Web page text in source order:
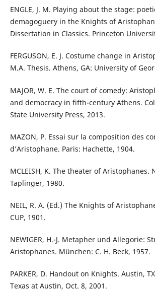
ENGLE, J. M. Playing about the stage:
demagoguery in the Knights of
Dissertation in Classics. Princeton
FERGUSON, E. J. Costume change in
M.A. Thesis. Athens, GA: University of
MAJOR, W. E. The court of comedy:
and democracy in fifth-century Athens.
State University Press, 2013.
MAZON, P. Essai sur la composition des
d’Aristophane. Paris: Hachette, 1904.
MCLEISH, K. The theater of Aristophanes.
Taplinger, 1980.
NEIL, R. A. (Ed.) The Knights of
CUP, 1901.
NEWIGER, H.-J. Metapher und Allegorie:
Aristophanes. München: C. H. Beck, 1957.
PARKER, D. Handout on Knights. Austin,
Texas at Austin, Oct. 8, 2001.